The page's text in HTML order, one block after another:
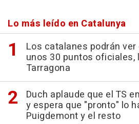
Lo más leído en Catalunya
Los catalanes podrán
unos 30 puntos oficiales,
Tarragona
Duch aplaude que el TS
y espera que "pronto" lo
Puigdemont y el resto